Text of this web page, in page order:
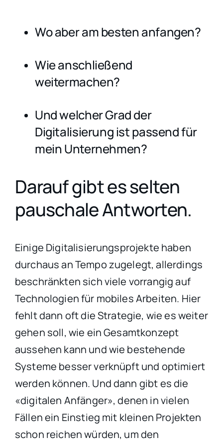
Wo aber am besten anfangen?
Wie anschließend
weitermachen?
Und welcher Grad der
Digitalisierung ist passend für
mein Unternehmen?
Darauf gibt es selten
pauschale Antworten.
Einige Digitalisierungsprojekte haben
durchaus an Tempo zugelegt, allerdings
beschränkten sich viele vorrangig auf
Technologien für mobiles Arbeiten. Hier
fehlt dann oft die Strategie, wie es weiter
gehen soll, wie ein Gesamtkonzept
aussehen kann und wie bestehende
Systeme besser verknüpft und optimiert
werden können. Und dann gibt es die
«digitalen Anfänger», denen in vielen
Fällen ein Einstieg mit kleinen Projekten
schon reichen würden, um den